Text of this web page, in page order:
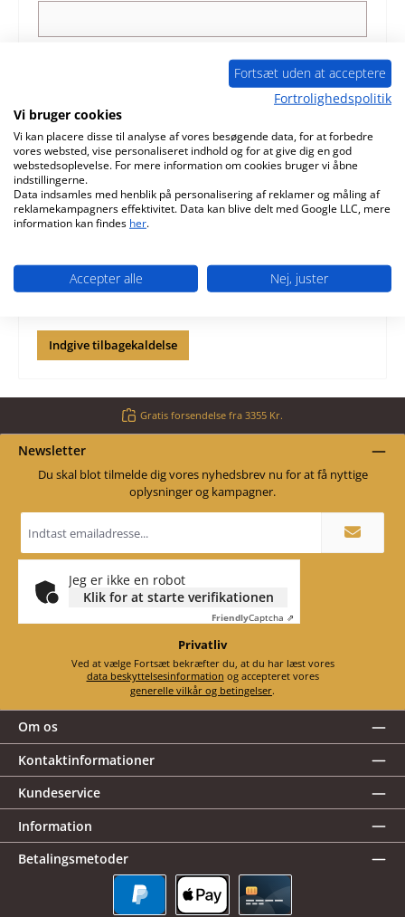
Felter markeret med (*) er påkrævet.
Ved at vælge Fortsæt bekræfter du, at du har læst vores
data beskyttelsesinformationog accepteret vores
generelle vilkår og betingelser
Jeg er ikke en robot
Klik for at starte verifikationen
Indgive tilbagekaldelse
Gratis forsendelse fra 3355 Kr.
Newsletter
Du skal blot tilmelde dig vores nyhedsbrev nu for at få nyttige
oplysninger og kampagner.
adresse
*
Jeg er ikke en robot
Klik for at starte verifikationen
FriendlyCaptcha ⇗
Privatliv
Ved at vælge Fortsæt bekræfter du, at du har læst vores
data beskyttelsesinformation
og accepteret vores
generelle vilkår og betingelser.
Om os
Kontaktinformationer
Kundeservice
Information
Betalingsmetoder
Fortsæt uden at acceptere
Fortrolighedspolitik
Vi bruger cookies
Vi kan placere disse til analyse af vores besøgende data, for at forbedre
vores websted, vise personaliseret indhold og for at give dig en god
webstedsoplevelse. For mere information om cookies bruger vi åbne
indstillingerne.
Data indsamles med henblik på personalisering af reklamer og måling af
reklamekampagners effektivitet. Data kan blive delt med Google LLC, mere
information kan findes her.
Accepter alle Nej, juster